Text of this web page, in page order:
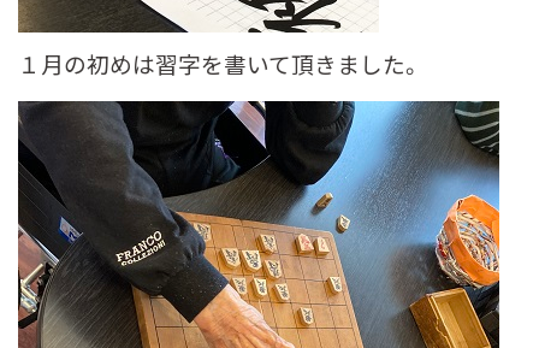
１月の初めは習字を書いて頂きました。